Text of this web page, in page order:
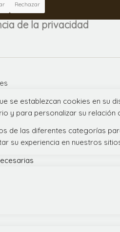
Rechazar
de la privacidad
se establezcan cookies en su
y para personalizar su relación
de las diferentes categorías
su experiencia en nuestros